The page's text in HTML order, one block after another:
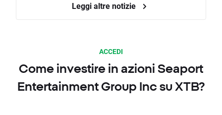
Leggi altre notizie
ACCEDI
Come investire in azioni Seaport
Entertainment Group Inc su XTB?